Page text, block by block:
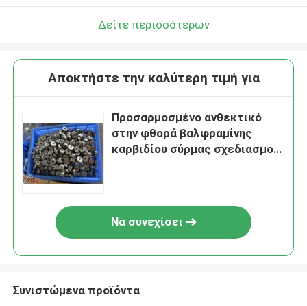
Δείτε περισσότερων
Αποκτήστε την καλύτερη τιμή για
Προσαρμοσμένο ανθεκτικό
στην φθορά βαλφραμίνης
καρβιδίου σύρμας σχεδιασμού
Να συνεχίσει
Συνιστώμενα προϊόντα